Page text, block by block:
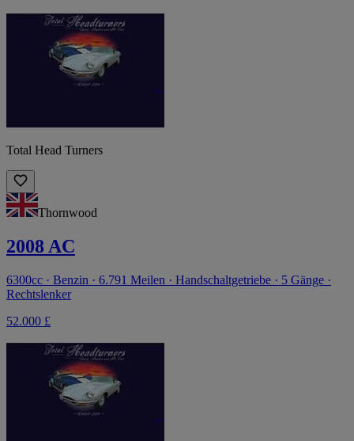
Total Head Turners
Thornwood
2008 AC
6300cc · Benzin · 6.791 Meilen · Handschaltgetriebe · 5 Gänge ·
Rechtslenker
52.000 £